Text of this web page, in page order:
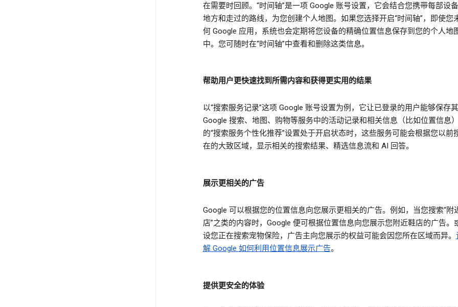
在需要时回顾。“时间轴”是一项 Google 账号设置，它会结合您携带每部设
地方和走过的路线，为您创建个人地图。如果您选择开启“时间轴”，即使您
何 Google 应用，系统也会定期将您设备的精确位置信息保存到您的个人地
中。您可随时在“时间轴”中查看和删除这类信息。
帮助用户更快速找到所需内容和获得更实用的结果
以“搜索服务记录”这项 Google 账号设置为例，它让已登录的用户能够保存
Google 搜索、地图、购物等服务中的活动记录和相关信息（比如位置信息
的“搜索服务个性化推荐”设置处于开启状态时，这些服务可能会根据您以前
在的大致区域，显示相关的搜索结果、精选信息流和 AI 回答。
展示更相关的广告
Google 可以根据您的位置信息向您展示更相关的广告。例如，当您搜索“附
店”之类的内容时，Google 便可根据位置信息向您展示您附近鞋店的广告。
设您正在搜索宠物保险，广告主向您展示的权益可能会因您所在区域而异。
解 Google 如何利用位置信息展示广告。
提供更安全的体验